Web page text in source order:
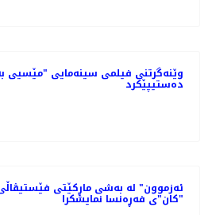
وێنەگرتنی فیلمی سینەمایی "مێسیی
دەستیپێکرد
"کان"ی فه‌ڕه‌نسا نمایشکرا